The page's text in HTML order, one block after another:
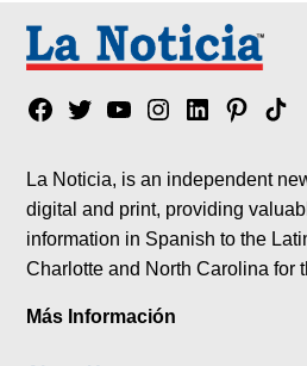
Facebook
TwitterYouTubeInstagram
LinkedinPinterest
Tik
La Noticia, is an independent
digital and print, providing
information in Spanish to the
Charlotte and North Carolina for
Más Información